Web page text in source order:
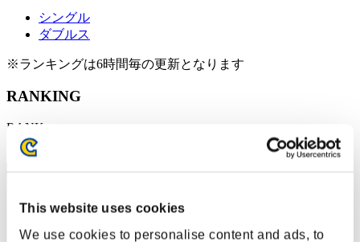
This website uses cookies
We use cookies to personalise content and ads, to
シングル
ダブルス
※ランキングは6時間毎の更新となります
RANKING
RANK